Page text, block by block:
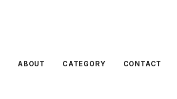
ABOUT CATEGORY CONTACT